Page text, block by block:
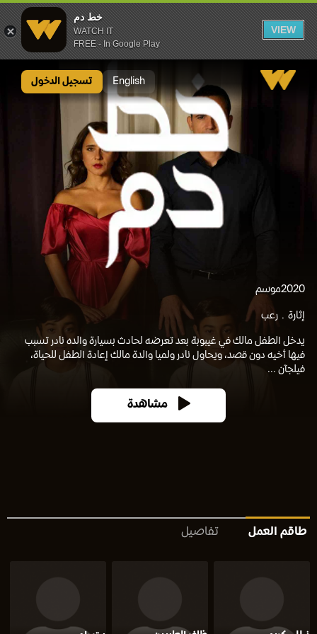
خط دم
WATCH IT
FREE - In Google Play
VIEW
English تسجيل الدخول
2020موسم
إثارة رعب
يدخل الطفل مالك في غيبوبة بعد تعرضه لحادث بسيارة والده نادر تسبب
فيها أخيه دون قصد، ويحاول نادر ولميا والدة مالك إعادة الطفل للحياة،
فيلجآن ...
مشاهدة
طاقم العمل تفاصيل